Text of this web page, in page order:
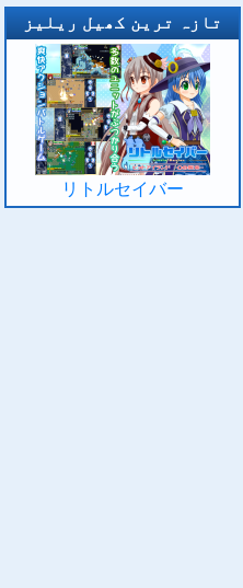
تازہ ترین کھیل ریلیز
リトルセイバー